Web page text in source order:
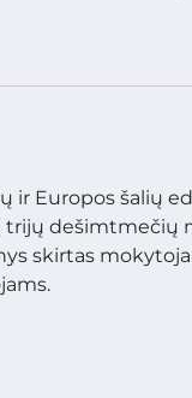
ir Europos šalių
trijų dešimtmečių
skirtas